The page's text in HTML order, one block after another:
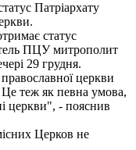
Патріархату
статус
ПЦУ митрополит
29 грудня.
церкви
теж як певна умова,
церкви", - пояснив
Церков не